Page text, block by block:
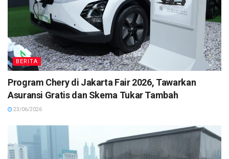
BERITA
Program Chery di Jakarta Fair 2026, Tawarkan
Asuransi Gratis dan Skema Tukar Tambah
23/06/2026